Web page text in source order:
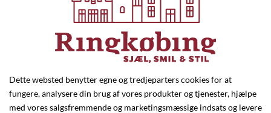
chef@ringkoebing.dk
Dette websted benytter egne og tredjeparters cookies for at
fungere, analysere din brug af vores produkter og tjenester, hjælpe
med vores salgsfremmende og marketingsmæssige indsats og levere